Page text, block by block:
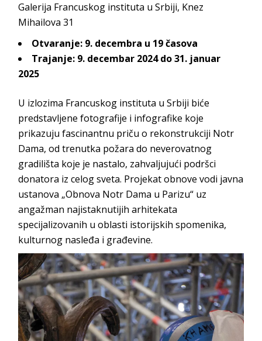
Galerija Francuskog instituta u Srbiji, Knez
Mihailova 31
Otvaranje: 9. decembra u 19 časova
Trajanje: 9. decembar 2024 do 31. januar
2025
U izlozima Francuskog instituta u Srbiji biće
predstavljene fotografije i infografike koje
prikazuju fascinantnu priču o rekonstrukciji Notr
Dama, od trenutka požara do neverovatnog
gradilišta koje je nastalo, zahvaljujući podršci
donatora iz celog sveta. Projekat obnove vodi javna
ustanova „Obnova Notr Dama u Parizu“ uz
angažman najistaknutijih arhitekata
specijalizovanih u oblasti istorijskih spomenika,
kulturnog nasleđa i građevine.